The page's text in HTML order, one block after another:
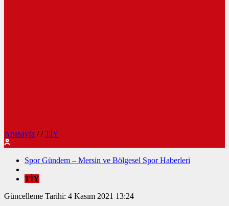
Anasayfa / / TİY
Spor Gündem – Mersin ve Bölgesel Spor Haberleri
TİY
Güncelleme Tarihi: 4 Kasım 2021 13:24